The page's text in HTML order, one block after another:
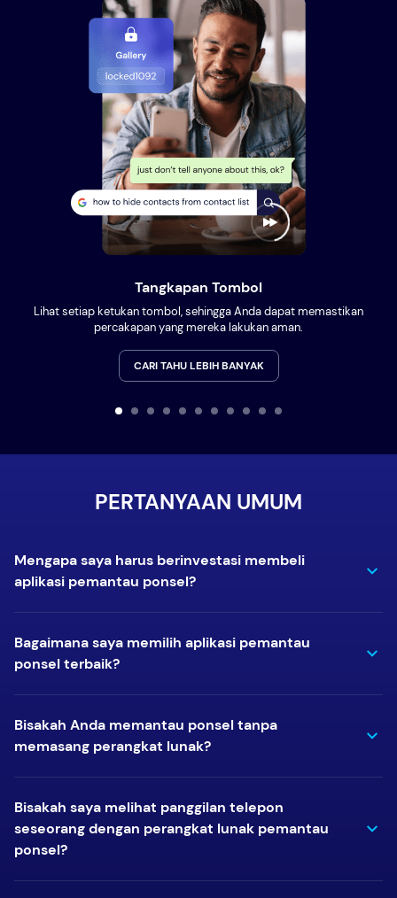
Tangkapan Tombol
Lihat setiap ketukan tombol, sehingga Anda dapat memastikan
percakapan yang mereka lakukan aman.
CARI TAHU LEBIH BANYAK
PERTANYAAN UMUM
Mengapa saya harus berinvestasi membeli
aplikasi pemantau ponsel?
Bagaimana saya memilih aplikasi pemantau
ponsel terbaik?
Bisakah Anda memantau ponsel tanpa
memasang perangkat lunak?
Bisakah saya melihat panggilan telepon
seseorang dengan perangkat lunak pemantau
ponsel?